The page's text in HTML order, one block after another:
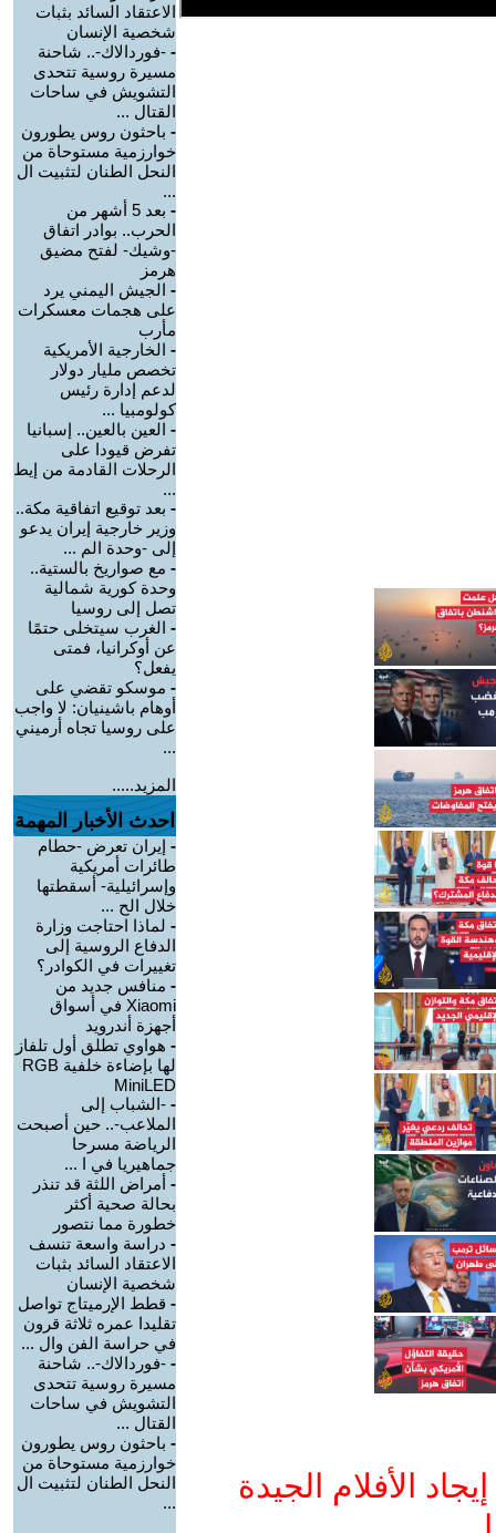
الأفلام الجيدة
الاعتقاد السائد بثبات
شخصية الإنسان
- -فوردالاك-.. شاحنة
مسيرة روسية تتحدى
التشويش في ساحات
القتال ...
- باحثون روس يطورون
خوارزمية مستوحاة من
النحل الطنان لتثبيت ال
...
-
بعد 5 أشهر من
الحرب.. بوادر اتفاق
-وشيك- لفتح مضيق
هرمز
- الجيش اليمني يرد
على هجمات معسكرات
مأرب
- الخارجية الأمريكية
تخصص مليار دولار
لدعم إدارة رئيس
كولومبيا ...
- العين بالعين.. إسبانيا
تفرض قيودا على
الرحلات القادمة من إيط
...
- بعد توقيع اتفاقية مكة..
وزير خارجية إيران يدعو
إلى -وحدة الم ...
- مع صواريخ بالستية..
وحدة كورية شمالية
تصل إلى روسيا
- الغرب سيتخلى حتمًا
عن أوكرانيا، فمتى
يفعل؟
- موسكو تقضي على
أوهام باشينيان: لا واجب
على روسيا تجاه أرميني
...
المزيد.....
احدث الأخبار المهمة
- إيران تعرض -حطام
طائرات أمريكية
وإسرائيلية- أسقطتها
خلال الح ...
- لماذا احتاجت وزارة
الدفاع الروسية إلى
تغييرات في الكوادر؟
- منافس جديد من
Xiaomi في أسواق
أجهزة أندرويد
- هواوي تطلق أول تلفاز
لها بإضاءة خلفية RGB
MiniLED
- -الشباب إلى
الملاعب-.. حين أصبحت
الرياضة مسرحا
جماهيريا في ا ...
- أمراض اللثة قد تنذر
بحالة صحية أكثر
خطورة مما نتصور
- دراسة واسعة تنسف
الاعتقاد السائد بثبات
شخصية الإنسان
- قطط الإرميتاج تواصل
تقليدا عمره ثلاثة قرون
في حراسة الفن وال ...
- -فوردالاك-.. شاحنة
مسيرة روسية تتحدى
التشويش في ساحات
القتال ...
- باحثون روس يطورون
خوارزمية مستوحاة من
النحل الطنان لتثبيت ال
...